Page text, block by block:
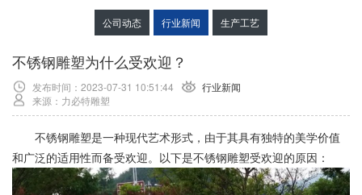
公司动态 行业新闻 生产工艺
不锈钢雕塑为什么受欢迎？
发布时间：2023-07-31 10:51:44
行业新闻
来源：力必特雕塑
不锈钢雕塑是一种现代艺术形式，由于其具有独特的美学价值
和广泛的适用性而备受欢迎。以下是不锈钢雕塑受欢迎的原因：